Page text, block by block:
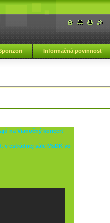
Informačná povinnosť
na Vianočný koncert
v estrádnej sále MsDK vo